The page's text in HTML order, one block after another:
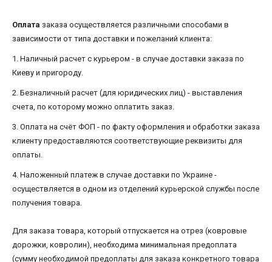
Оплата заказа осуществляется различными способами в
зависимости от типа доставки и пожеланий клиента:
1. Наличный расчет с курьером - в случае доставки заказа по
Киеву и пригороду.
2. Безналичный расчет (для юридических лиц) - выставления
счета, по которому можно оплатить заказ.
3. Оплата на счёт ФОП - по факту оформления и обработки заказа
клиенту предоставляются соответствующие реквизиты для
оплаты.
4. Наложенный платеж в случае доставки по Украине -
осуществляется в одном из отделений курьерской службы после
получения товара.
Для заказа товара, который отпускается на отрез (ковровые
дорожки, ковролин), необходима минимальная предоплата
(сумму необходимой предоплаты для заказа конкретного товара